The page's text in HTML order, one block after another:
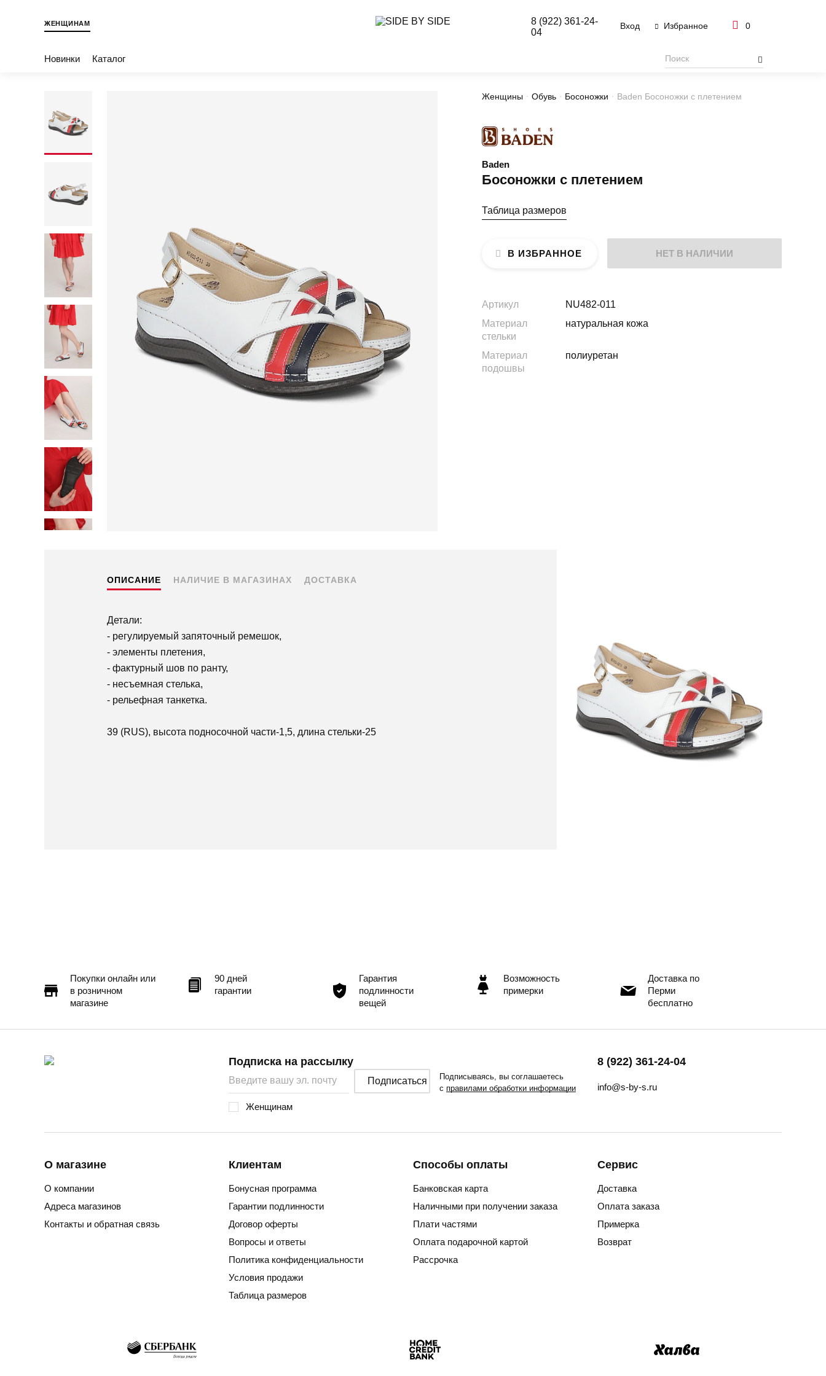
ЖЕНЩИНАМ Вход Избранное 0
Новинки Каталог
8 (922) 361-24-
04
Женщины Обувь Босоножки Baden Босоножки с плетением
Baden
Босоножки с плетением
Таблица размеров
В ИЗБРАННОЕ НЕТ В НАЛИЧИИ
Артикул
NU482-011
Материал
стельки
натуральная кожа
Материал
подошвы
полиуретан
ОПИСАНИЕ НАЛИЧИЕ В МАГАЗИНАХ ДОСТАВКА
Детали:
- регулируемый запяточный ремешок,
- элементы плетения,
- фактурный шов по ранту,
- несъемная стелька,
- рельефная танкетка.
39 (RUS), высота подносочной части-1,5, длина стельки-25
Покупки онлайн или
в розничном
магазине
90 дней
гарантии
Гарантия
подлинности
вещей
Возможность
примерки
Доставка по
Перми
бесплатно
8 (922) 361-24-04
info@s-by-s.ru
Подписка на рассылку
Подписаться
Подписываясь, вы соглашаетесь
с правилами обработки информации
Женщинам
О магазине
О компании
Адреса магазинов
Контакты и обратная связь
Клиентам
Бонусная программа
Гарантии подлинности
Договор оферты
Вопросы и ответы
Политика конфиденциальности
Условия продажи
Таблица размеров
Способы оплаты
Банковская карта
Наличными при получении заказа
Плати частями
Оплата подарочной картой
Рассрочка
Сервис
Доставка
Оплата заказа
Примерка
Возврат